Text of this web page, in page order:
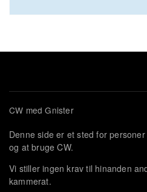
CW med Gnister
Denne side er et sted for
og at bruge CW.
Vi stiller ingen krav til hinanden
kammerat.